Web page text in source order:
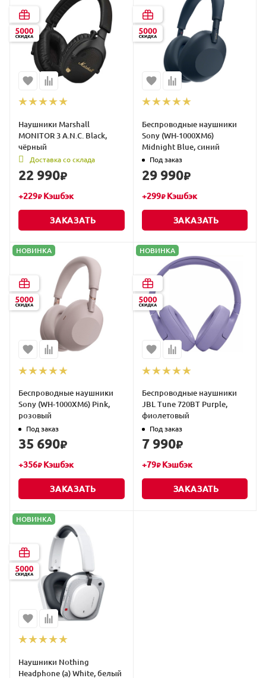
Наушники Marshall
MONITOR 3 A.N.C. Black,
чёрный
Доставка со склада
22 990₽
+229₽Кэшбэк
ЗАКАЗАТЬ
Беспроводные наушники
Sony (WH-1000XM6)
Midnight Blue, синий
Под заказ
29 990₽
+299₽Кэшбэк
ЗАКАЗАТЬ
НОВИНКА
Беспроводные наушники
Sony (WH-1000XM6) Pink,
розовый
Под заказ
35 690₽
+356₽Кэшбэк
ЗАКАЗАТЬ
НОВИНКА
Беспроводные наушники
JBL Tune 720BT Purple,
фиолетовый
Под заказ
7 990₽
+79₽Кэшбэк
ЗАКАЗАТЬ
НОВИНКА
Наушники Nothing
Headphone (a) White, белый